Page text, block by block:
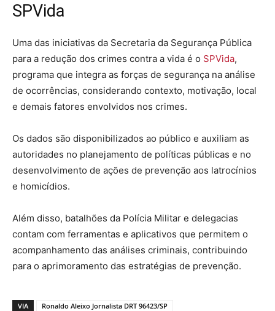
SPVida
Uma das iniciativas da Secretaria da Segurança Pública
para a redução dos crimes contra a vida é o SPVida,
programa que integra as forças de segurança na análise
de ocorrências, considerando contexto, motivação, local
e demais fatores envolvidos nos crimes.
Os dados são disponibilizados ao público e auxiliam as
autoridades no planejamento de políticas públicas e no
desenvolvimento de ações de prevenção aos latrocínios
e homicídios.
Além disso, batalhões da Polícia Militar e delegacias
contam com ferramentas e aplicativos que permitem o
acompanhamento das análises criminais, contribuindo
para o aprimoramento das estratégias de prevenção.
VIA
Ronaldo Aleixo Jornalista DRT 96423/SP